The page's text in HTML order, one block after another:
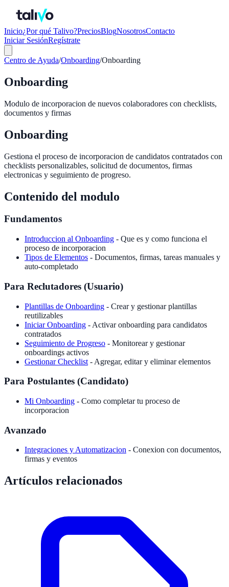
Inicio¿Por qué Talivo?PreciosBlogNosotrosContacto
Iniciar SesiónRegístrate
Centro de Ayuda/Onboarding/Onboarding
Onboarding
Modulo de incorporacion de nuevos colaboradores con checklists,
documentos y firmas
Onboarding
Gestiona el proceso de incorporacion de candidatos contratados con
checklists personalizables, solicitud de documentos, firmas
electronicas y seguimiento de progreso.
Contenido del modulo
Fundamentos
Introduccion al Onboarding - Que es y como funciona el
proceso de incorporacion
Tipos de Elementos - Documentos, firmas, tareas manuales y
auto-completado
Para Reclutadores (Usuario)
Plantillas de Onboarding - Crear y gestionar plantillas
reutilizables
Iniciar Onboarding - Activar onboarding para candidatos
contratados
Seguimiento de Progreso - Monitorear y gestionar
onboardings activos
Gestionar Checklist - Agregar, editar y eliminar elementos
Para Postulantes (Candidato)
Mi Onboarding - Como completar tu proceso de
incorporacion
Avanzado
Integraciones y Automatizacion - Conexion con documentos,
firmas y eventos
Artículos relacionados